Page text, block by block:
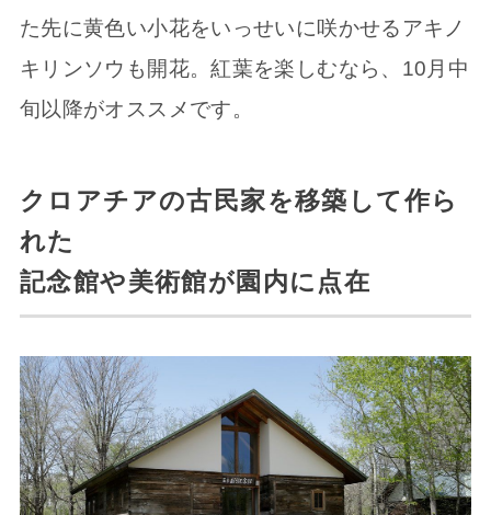
た先に黄色い小花をいっせいに咲かせるアキノ
キリンソウも開花。紅葉を楽しむなら、10月中
旬以降がオススメです。
クロアチアの古民家を移築して作ら
れた
記念館や美術館が園内に点在